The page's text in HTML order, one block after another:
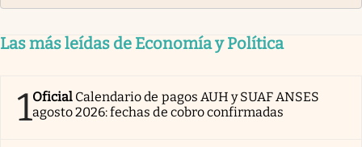
Las más leídas de Economía y Política
1Oficial Calendario de pagos AUH y SUAF ANSES
agosto 2026: fechas de cobro confirmadas